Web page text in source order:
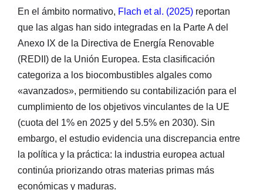
En el ámbito normativo, Flach et al. (2025) reportan
que las algas han sido integradas en la Parte A del
Anexo IX de la Directiva de Energía Renovable
(REDII) de la Unión Europea. Esta clasificación
categoriza a los biocombustibles algales como
«avanzados», permitiendo su contabilización para el
cumplimiento de los objetivos vinculantes de la UE
(cuota del 1% en 2025 y del 5.5% en 2030). Sin
embargo, el estudio evidencia una discrepancia entre
la política y la práctica: la industria europea actual
continúa priorizando otras materias primas más
económicas y maduras.